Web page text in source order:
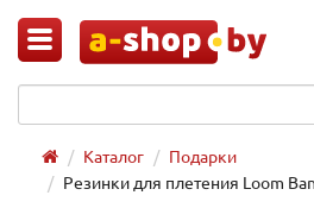
Каталог
Подарки
Резинки для плетения Loom